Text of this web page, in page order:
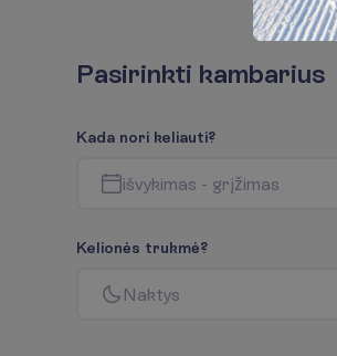
Pasirinkti kambarius
Kada nori keliauti?
išvykimas - grįžimas
Kelionės trukmė?
Naktys